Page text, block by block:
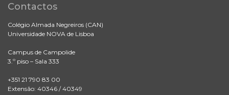
Contactos
Colégio Almada Negreiros (CAN)
Universidade NOVA de Lisboa
Campus de Campolide
3.º piso – Sala 333
+351 21 790 83 00
Extensão: 40346 / 40349